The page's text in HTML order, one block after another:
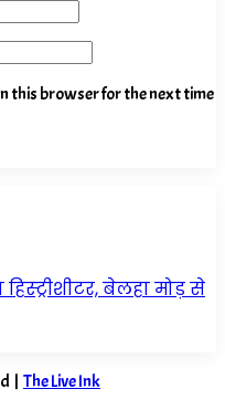
this browser for the next time
बेलहा मोड़ से
| The Live Ink